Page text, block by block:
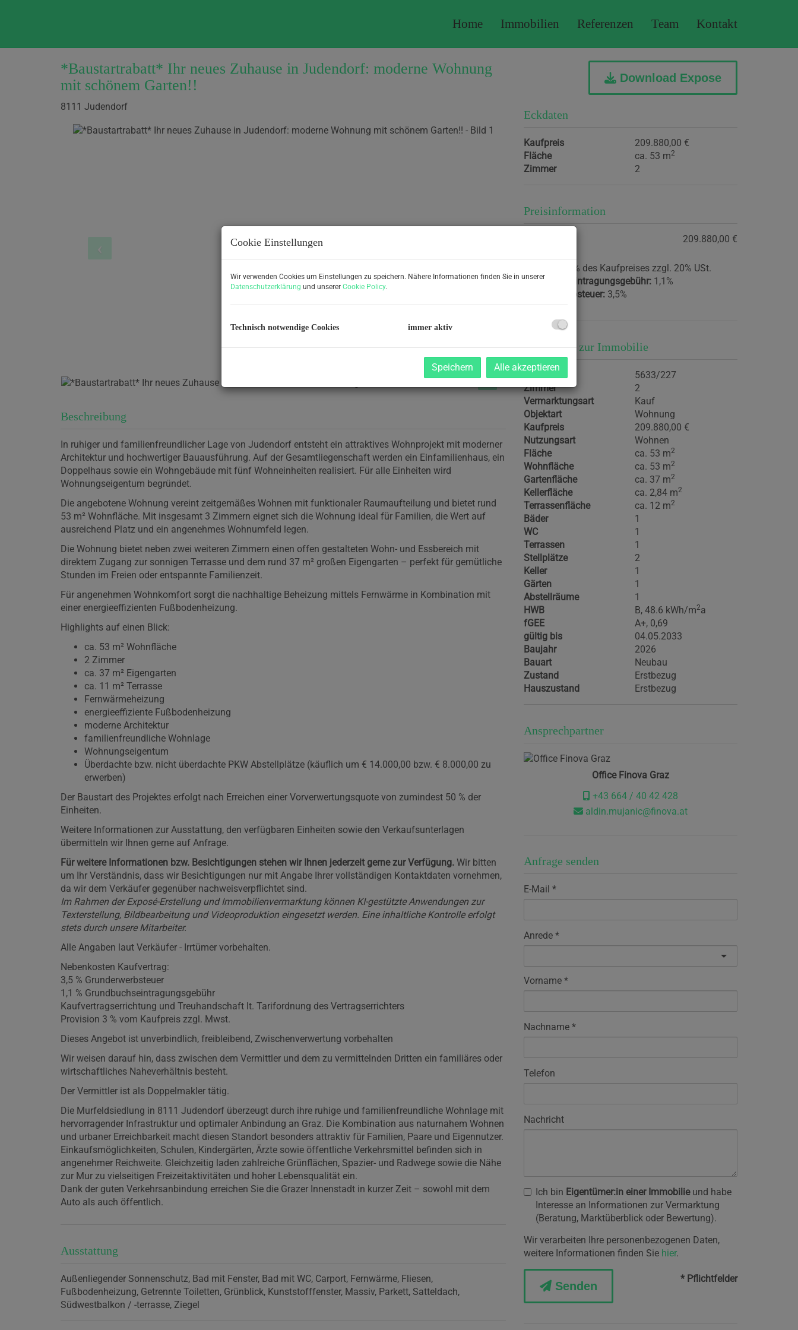
Home Immobilien Referenzen Team Kontakt
*Baustartrabatt* Ihr neues Zuhause in Judendorf: moderne Wohnung
mit schönem Garten!!
8111 Judendorf
Beschreibung
In ruhiger und familienfreundlicher Lage von Judendorf entsteht ein attraktives Wohnprojekt mit moderner
Architektur und hochwertiger Bauausführung. Auf der Gesamtliegenschaft werden ein Einfamilienhaus, ein
Doppelhaus sowie ein Wohngebäude mit fünf Wohneinheiten realisiert. Für alle Einheiten wird
Wohnungseigentum begründet.
Die angebotene Wohnung vereint zeitgemäßes Wohnen mit funktionaler Raumaufteilung und bietet rund
53 m² Wohnfläche. Mit insgesamt 3 Zimmern eignet sich die Wohnung ideal für Familien, die Wert auf
ausreichend Platz und ein angenehmes Wohnumfeld legen.
Die Wohnung bietet neben zwei weiteren Zimmern einen offen gestalteten Wohn- und Essbereich mit
direktem Zugang zur sonnigen Terrasse und dem rund 37 m² großen Eigengarten – perfekt für gemütliche
Stunden im Freien oder entspannte Familienzeit.
Für angenehmen Wohnkomfort sorgt die nachhaltige Beheizung mittels Fernwärme in Kombination mit
einer energieeffizienten Fußbodenheizung.
Highlights auf einen Blick:
ca. 53 m² Wohnfläche
2 Zimmer
ca. 37 m² Eigengarten
ca. 11 m² Terrasse
Fernwärmeheizung
energieeffiziente Fußbodenheizung
moderne Architektur
familienfreundliche Wohnlage
Wohnungseigentum
Überdachte bzw. nicht überdachte PKW Abstellplätze (käuflich um € 14.000,00 bzw. € 8.000,00 zu
erwerben)
Der Baustart des Projektes erfolgt nach Erreichen einer Vorverwertungsquote von zumindest 50 % der
Einheiten.
Weitere Informationen zur Ausstattung, den verfügbaren Einheiten sowie den Verkaufsunterlagen
übermitteln wir Ihnen gerne auf Anfrage.
Für weitere Informationen bzw. Besichtigungen stehen wir Ihnen jederzeit gerne zur Verfügung. Wir bitten
um Ihr Verständnis, dass wir Besichtigungen nur mit Angabe Ihrer vollständigen Kontaktdaten vornehmen,
da wir dem Verkäufer gegenüber nachweisverpflichtet sind.
Im Rahmen der Exposé-Erstellung und Immobilienvermarktung können KI-gestützte Anwendungen zur
Texterstellung, Bildbearbeitung und Videoproduktion eingesetzt werden. Eine inhaltliche Kontrolle erfolgt
stets durch unsere Mitarbeiter.
Alle Angaben laut Verkäufer - Irrtümer vorbehalten.
Nebenkosten Kaufvertrag:
3,5 % Grunderwerbsteuer
1,1 % Grundbuchseintragungsgebühr
Kaufvertragserrichtung und Treuhandschaft lt. Tarifordnung des Vertragserrichters
Provision 3 % vom Kaufpreis zzgl. Mwst.
Dieses Angebot ist unverbindlich, freibleibend, Zwischenverwertung vorbehalten
Wir weisen darauf hin, dass zwischen dem Vermittler und dem zu vermittelnden Dritten ein familiäres oder
wirtschaftliches Naheverhältnis besteht.
Der Vermittler ist als Doppelmakler tätig.
Die Murfeldsiedlung in 8111 Judendorf überzeugt durch ihre ruhige und familienfreundliche Wohnlage mit
hervorragender Infrastruktur und optimaler Anbindung an Graz. Die Kombination aus naturnahem Wohnen
und urbaner Erreichbarkeit macht diesen Standort besonders attraktiv für Familien, Paare und Eigennutzer.
Einkaufsmöglichkeiten, Schulen, Kindergärten, Ärzte sowie öffentliche Verkehrsmittel befinden sich in
angenehmer Reichweite. Gleichzeitig laden zahlreiche Grünflächen, Spazier- und Radwege sowie die Nähe
zur Mur zu vielseitigen Freizeitaktivitäten und hoher Lebensqualität ein.
Dank der guten Verkehrsanbindung erreichen Sie die Grazer Innenstadt in kurzer Zeit – sowohl mit dem
Auto als auch öffentlich.
Ausstattung
Außenliegender Sonnenschutz Bad mit Fenster Bad mit WC Carport Fernwärme Fliesen
Fußbodenheizung Getrennte Toiletten Grünblick Kunststofffenster Massiv Parkett Satteldach
Südwestbalkon / -terrasse Ziegel
Download Expose
Eckdaten
Kaufpreis
209.880,00 €
Fläche
ca. 53 m2
Zimmer 2
Preisinformation
209.880,00 €
3% des Kaufpreises zzgl. 20% USt.
Grundbucheintragungsgebühr: 1,1%
Grunderwerbsteuer: 3,5%
Basisdaten zur Immobilie
Objektnr.
5633/227
Zimmer
2
Vermarktungsart
Kauf
Objektart
Wohnung
Kaufpreis
209.880,00 €
Nutzungsart
Wohnen
Fläche
ca. 53 m2
Wohnfläche ca. 53 m2
Gartenfläche ca. 37 m2
Kellerfläche ca. 2,84 m2
Terrassenfläche ca. 12 m2
Bäder
1
WC
1
Terrassen
1
Stellplätze
2
Keller
1
Gärten
1
Abstellräume
1
HWB
B, 48.6 kWh/m2a
fGEE
A+, 0,69
gültig bis
04.05.2033
Baujahr
2026
Bauart
Neubau
Zustand
Erstbezug
Hauszustand
Erstbezug
Ansprechpartner
Office Finova Graz
+43 664 / 40 42 428
aldin.mujanic@finova.at
Anfrage senden
E-Mail
Anrede
Vorname
Nachname
Telefon
Nachricht
Ich bin Eigentümer:in einer Immobilieund habe
Interesse an Informationen zur Vermarktung
(Beratung, Marktüberblick oder Bewertung).
Wir verarbeiten Ihre personenbezogenen Daten,
weitere Informationen finden Sie hier.
Senden
* Pflichtfelder
Cookie Einstellungen
Wir verwenden Cookies um Einstellungen zu speichern. Nähere Informationen finden Sie in unserer
Datenschutzerklärung und unserer Cookie Policy.
Technisch notwendige Cookies immer aktiv
Speichern Alle akzeptieren